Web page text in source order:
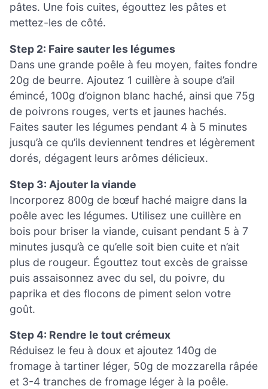
pâtes. Une fois cuites, égouttez les pâtes et
mettez-les de côté.
Step 2: Faire sauter les légumes
Dans une grande poêle à feu moyen, faites fondre
20g de beurre. Ajoutez 1 cuillère à soupe d’ail
émincé, 100g d’oignon blanc haché, ainsi que 75g
de poivrons rouges, verts et jaunes hachés.
Faites sauter les légumes pendant 4 à 5 minutes
jusqu’à ce qu’ils deviennent tendres et légèrement
dorés, dégagent leurs arômes délicieux.
Step 3: Ajouter la viande
Incorporez 800g de bœuf haché maigre dans la
poêle avec les légumes. Utilisez une cuillère en
bois pour briser la viande, cuisant pendant 5 à 7
minutes jusqu’à ce qu’elle soit bien cuite et n’ait
plus de rougeur. Égouttez tout excès de graisse
puis assaisonnez avec du sel, du poivre, du
paprika et des flocons de piment selon votre
goût.
Step 4: Rendre le tout crémeux
Réduisez le feu à doux et ajoutez 140g de
fromage à tartiner léger, 50g de mozzarella râpée
et 3-4 tranches de fromage léger à la poêle.